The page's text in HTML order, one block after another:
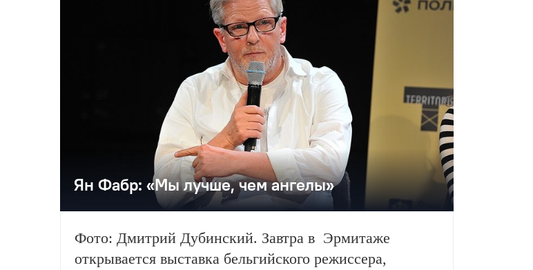
Ян Фабр: «Мы лучше, чем ангелы»
Фото: Дмитрий Дубинский. Завтра в Эрмитаже
открывается выставка бельгийского режиссера,